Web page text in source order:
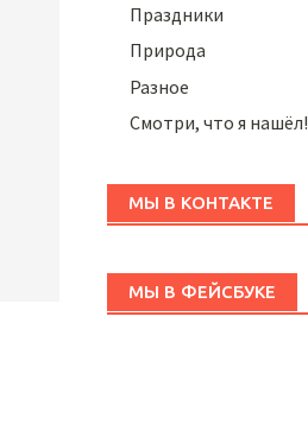
Праздники
Природа
Разное
Смотри, что я нашёл!
МЫ В КОНТАКТЕ
МЫ В ФЕЙСБУКЕ